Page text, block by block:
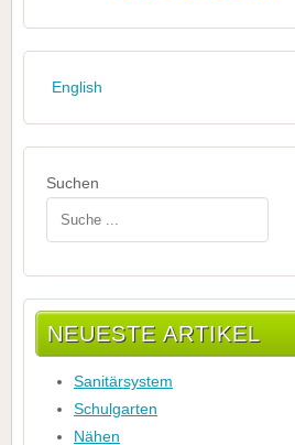
English
Suchen
NEUESTE ARTIKEL
Sanitärsystem
Schulgarten
Nähen